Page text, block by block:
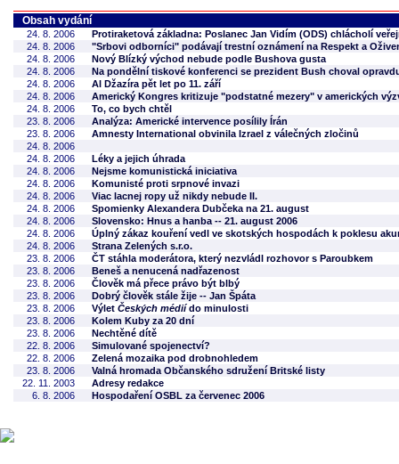
Obsah vydání
24. 8. 2006
Protiraketová základna: Poslanec Jan Vidím (ODS) chlácholí
24. 8. 2006
"Srbovi odborníci" podávají trestní oznámení na Respekt a
24. 8. 2006
Nový Blízký východ nebude podle Bushova gusta
24. 8. 2006
Na pondělní tiskové konferenci se prezident Bush choval
24. 8. 2006
Al Džazíra pět let po 11. září
24. 8. 2006
Americký Kongres kritizuje "podstatné mezery" v amerických
24. 8. 2006
To, co bych chtěl
23. 8. 2006
Analýza: Americké intervence posílily Írán
23. 8. 2006
Amnesty International obvinila Izrael z válečných zločinů
24. 8. 2006
24. 8. 2006
Léky a jejich úhrada
24. 8. 2006
Nejsme komunistická iniciativa
24. 8. 2006
Komunisté proti srpnové invazi
24. 8. 2006
Viac lacnej ropy už nikdy nebude II.
24. 8. 2006
Spomienky Alexandera Dubčeka na 21. august
24. 8. 2006
Slovensko: Hnus a hanba -- 21. august 2006
24. 8. 2006
Úplný zákaz kouření vedl ve skotských hospodách k poklesu
24. 8. 2006
Strana Zelených s.r.o.
23. 8. 2006
ČT stáhla moderátora, který nezvládl rozhovor s Paroubkem
23. 8. 2006
Beneš a nenucená nadřazenost
23. 8. 2006
Člověk má přece právo být blbý
23. 8. 2006
Dobrý člověk stále žije -- Jan Špáta
23. 8. 2006
Výlet Českých médiído minulosti
23. 8. 2006
Kolem Kuby za 20 dní
23. 8. 2006
Nechtěné dítě
22. 8. 2006
Simulované spojenectví?
22. 8. 2006
Zelená mozaika pod drobnohledem
23. 8. 2006
Valná hromada Občanského sdružení Britské listy
22. 11. 2003
Adresy redakce
6. 8. 2006
Hospodaření OSBL za červenec 2006